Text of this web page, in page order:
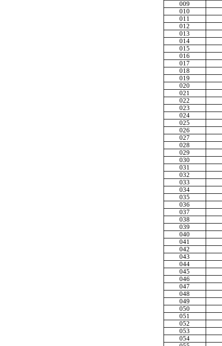
009
010
011
012
013
014
015
016
017
018
019
020
021
022
023
024
025
026
027
028
029
030
031
032
033
034
035
036
037
038
039
040
041
042
043
044
045
046
047
048
049
050
051
052
053
054